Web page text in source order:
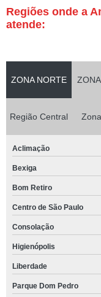
Regiões onde a
atende:
ZONA NORTE
Região Central
Aclimação
Bexiga
Bom Retiro
Centro de São Paulo
Consolação
Higienópolis
Liberdade
Parque Dom Pedro